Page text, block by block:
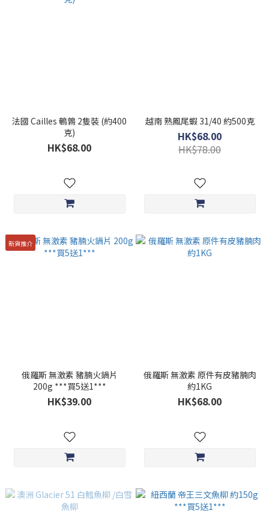
法國 Cailles 鵪鶉 2隻裝 (約400
克)
HK$68.00
越南 熟鳳尾蝦 31/40 約500克
HK$68.00
HK$78.00
新貨推介
俄羅斯 無激素 豬腩火鍋片
200g ***買5送1***
HK$39.00
俄羅斯 無激素 原件有皮豬腩肉
約1KG
HK$68.00